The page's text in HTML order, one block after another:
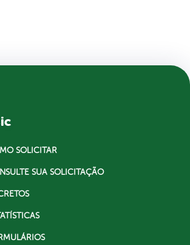
SOLICITAR
SUA SOLICITAÇÃO